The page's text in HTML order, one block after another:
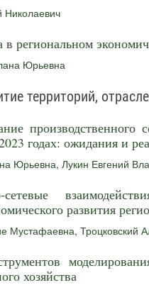
Николаевич
региональном
Юрьевна
территорий,
производственного
годах: ожидания и
Юрьевна, Лукин Евгений
сетевые
развития
Мустафаевна, Троцковский
хозяйства